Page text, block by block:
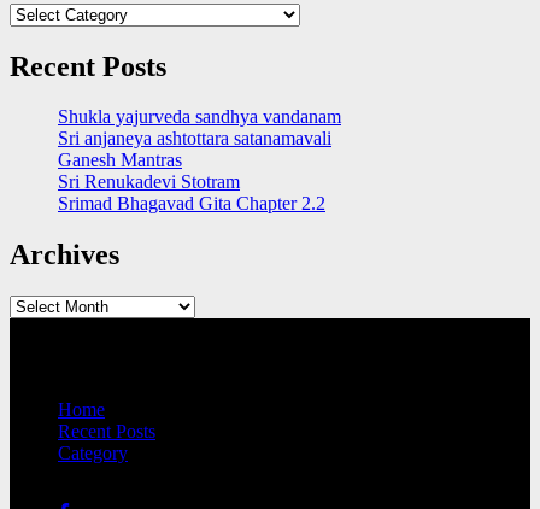
Categories
Recent Posts
Shukla yajurveda sandhya vandanam
Sri anjaneya ashtottara satanamavali
Ganesh Mantras
Sri Renukadevi Stotram
Srimad Bhagavad Gita Chapter 2.2
Archives
Archives
Home
Recent Posts
Category